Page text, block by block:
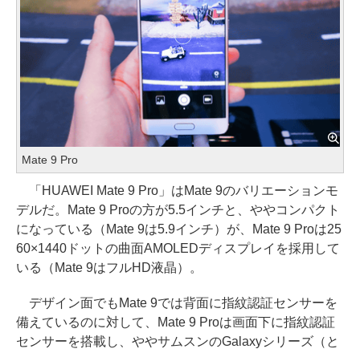
Mate 9 Pro
「HUAWEI Mate 9 Pro」はMate 9のバリエーションモ
デルだ。Mate 9 Proの方が5.5インチと、ややコンパクト
になっている（Mate 9は5.9インチ）が、Mate 9 Proは25
60×1440ドットの曲面AMOLEDディスプレイを採用して
いる（Mate 9はフルHD液晶）。
デザイン面でもMate 9では背面に指紋認証センサーを
備えているのに対して、Mate 9 Proは画面下に指紋認証
センサーを搭載し、ややサムスンのGalaxyシリーズ（と